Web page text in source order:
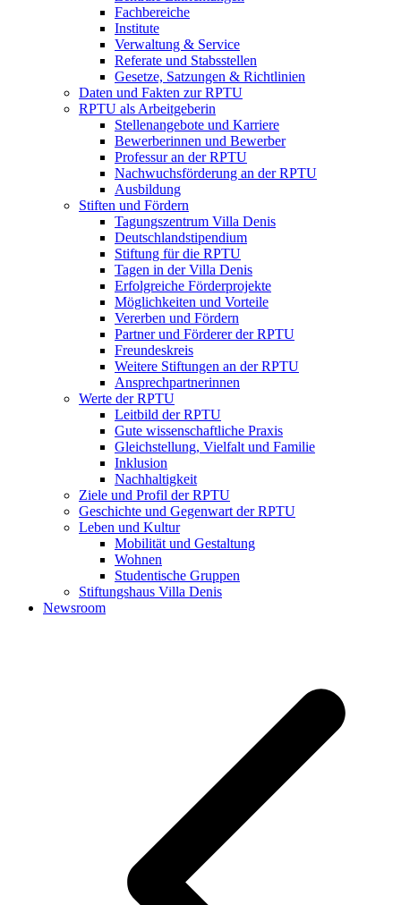
Fachbereiche
Institute
Verwaltung & Service
Referate und Stabsstellen
Gesetze, Satzungen & Richtlinien
Daten und Fakten zur RPTU
RPTU als Arbeitgeberin
Stellenangebote und Karriere
Bewerberinnen und Bewerber
Professur an der RPTU
Nachwuchsförderung an der RPTU
Ausbildung
Stiften und Fördern
Tagungszentrum Villa Denis
Deutschlandstipendium
Stiftung für die RPTU
Tagen in der Villa Denis
Erfolgreiche Förderprojekte
Möglichkeiten und Vorteile
Vererben und Fördern
Partner und Förderer der RPTU
Freundeskreis
Weitere Stiftungen an der RPTU
Ansprechpartnerinnen
Werte der RPTU
Leitbild der RPTU
Gute wissenschaftliche Praxis
Gleichstellung, Vielfalt und Familie
Inklusion
Nachhaltigkeit
Ziele und Profil der RPTU
Geschichte und Gegenwart der RPTU
Leben und Kultur
Mobilität und Gestaltung
Wohnen
Studentische Gruppen
Stiftungshaus Villa Denis
Newsroom